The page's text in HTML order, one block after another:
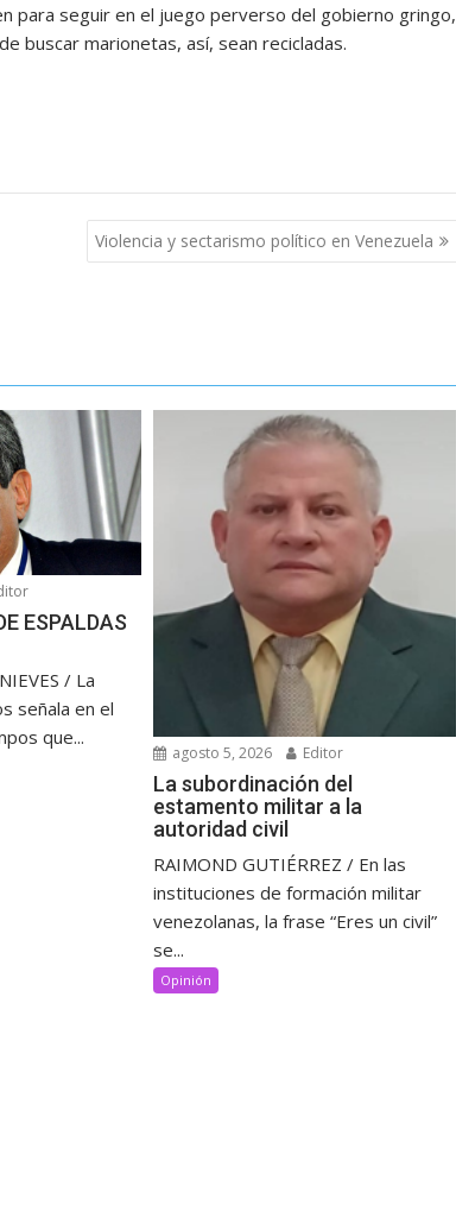
para seguir en el juego perverso del gobierno gringo,
buscar marionetas, así, sean recicladas.
Violencia y sectarismo político en Venezuela
ESPALDAS
/ La
señala en el
que...
agosto 5, 2026 Editor
La subordinación del
estamento militar a la
autoridad civil
RAIMOND GUTIÉRREZ / En las
instituciones de formación militar
venezolanas, la frase “Eres un civil”
se...
Opinión